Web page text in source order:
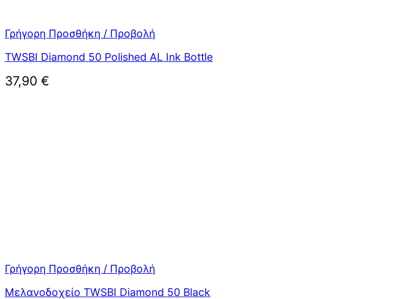
Γρήγορη Προσθήκη / Προβολή
TWSBI Diamond 50 Polished AL Ink Bottle
37,90 €
Γρήγορη Προσθήκη / Προβολή
Μελανοδοχείο TWSBI Diamond 50 Black